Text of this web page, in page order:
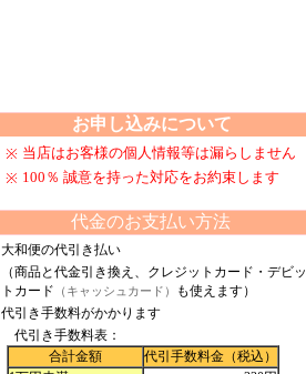
お申し込みについて
※ 当店はお客様の個人情報等は漏らしません
※ 100％ 誠意を持った対応をお約束します
代金のお支払い方法
大和便の代引き払い
（商品と代金引き換え、クレジットカード・デビッ
トカード （キャッシュカード）
も使えます）
代引き手数料がかかります
代引き手数料表：
合計金額
代引手数料金（税込）